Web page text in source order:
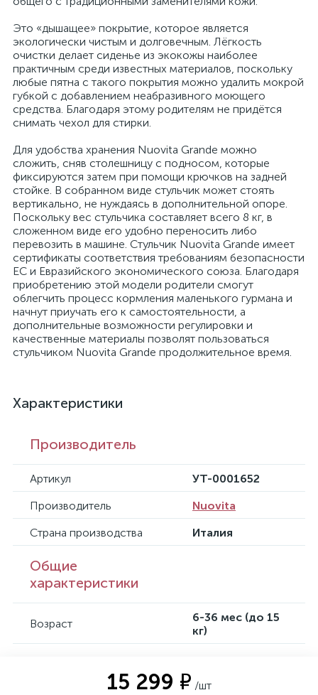
Это «дышащее» покрытие, которое является
экологически чистым и долговечным. Лёгкость
очистки делает сиденье из экокожы наиболее
практичным среди известных материалов, поскольку
любые пятна с такого покрытия можно удалить мокрой
губкой с добавлением неабразивного моющего
средства. Благодаря этому родителям не придётся
снимать чехол для стирки.
Для удобства хранения Nuovita Grande можно
сложить, сняв столешницу с подносом, которые
фиксируются затем при помощи крючков на задней
стойке. В собранном виде стульчик может стоять
вертикально, не нуждаясь в дополнительной опоре.
Поскольку вес стульчика составляет всего 8 кг, в
сложенном виде его удобно переносить либо
перевозить в машине. Стульчик Nuovita Grande имеет
сертификаты соответствия требованиям безопасности
ЕС и Евразийского экономического союза. Благодаря
приобретению этой модели родители смогут
облегчить процесс кормления маленького гурмана и
начнут приучать его к самостоятельности, а
дополнительные возможности регулировки и
качественные материалы позволят пользоваться
стульчиком Nuovita Grande продолжительное время.
Характеристики
Производитель
Артикул
УТ-0001652
Производитель
Nuovita
Страна производства
Италия
Общие
характеристики
Возраст
6-36 мес (до 15
кг)
15 299 ₽ /шт